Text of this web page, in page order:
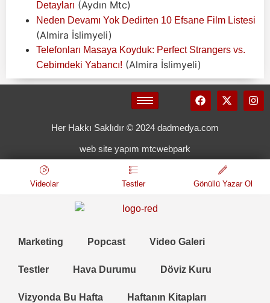
Detayları (Aydın Mtc)
Neden Devamı Yok Dedirten 10 Efsane Film Listesi
(Almira İslimyeli)
Telefonları Masaya Koyduk: Perfect Strangers vs.
Cebimdeki Yabancı! (Almira İslimyeli)
Her Hakkı Saklıdır © 2024 dadmedya.com
web site yapım mtcwebpark
Videolar Testler Gönüllü Yazar Ol
Marketing Popcast Video Galeri
Testler Hava Durumu Döviz Kuru
Vizyonda Bu Hafta Haftanın Kitapları